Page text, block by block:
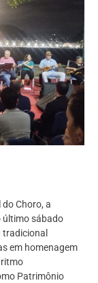
Choro, a
último sábado
em homenagem
Patrimônio